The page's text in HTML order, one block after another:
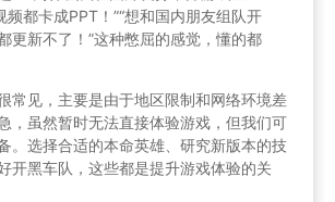
频都卡成PPT！”“想和国内朋友组队开
更新不了！”这种憋屈的感觉，懂的都
常见，主要是由于地区限制和网络环境差
，虽然暂时无法直接体验游戏，但我们可
。选择合适的本命英雄、研究新版本的技
开黑车队，这些都是提升游戏体验的关